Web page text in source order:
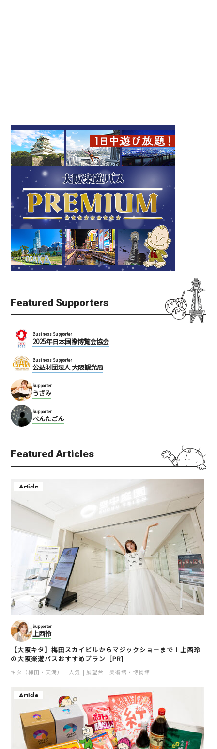
Featured Supporters
Business Supporter
2025年日本国際博覧会協会
Business Supporter
公益財団法人 大阪観光局
Supporter
うざみ
Supporter
ぺんたごん
Featured Articles
Article
Supporter
上西怜
【大阪キタ】梅田スカイビルからマジックショーまで！上西玲
の大阪楽遊パスおすすめプラン［PR]
キタ（梅田・天満） 人気 展望台 美術館・博物館
Article